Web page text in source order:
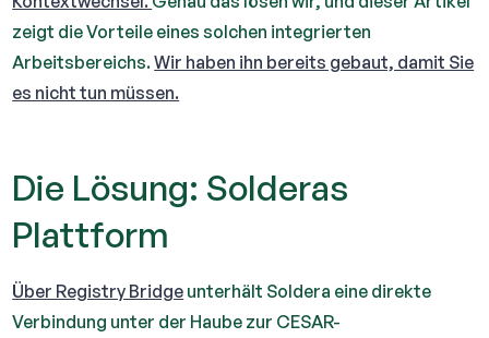
zeigt die Vorteile eines solchen integrierten
Arbeitsbereichs.Wir haben ihn bereits gebaut, damit Sie
es nicht tun müssen.
Die Lösung: Solderas
Plattform
Über Registry Bridge unterhält Soldera eine direkte
Verbindung unter der Haube zur CESAR-